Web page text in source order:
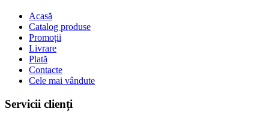
Acasă
Catalog produse
Promoții
Livrare
Plată
Contacte
Cele mai vândute
Servicii clienți